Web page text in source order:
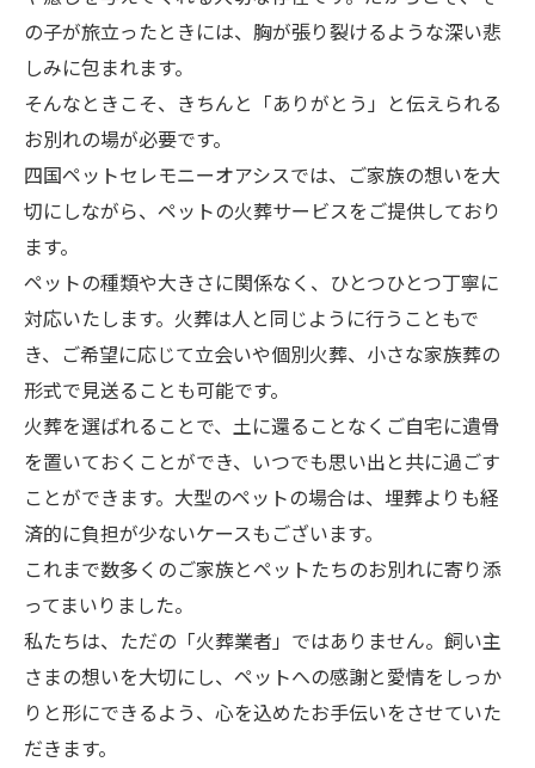
の子が旅立ったときには、胸が張り裂けるような深い悲
しみに包まれます。
そんなときこそ、きちんと「ありがとう」と伝えられる
お別れの場が必要です。
四国ペットセレモニーオアシスでは、ご家族の想いを大
切にしながら、ペットの火葬サービスをご提供しており
ます。
ペットの種類や大きさに関係なく、ひとつひとつ丁寧に
対応いたします。火葬は人と同じように行うこともで
き、ご希望に応じて立会いや個別火葬、小さな家族葬の
形式で見送ることも可能です。
火葬を選ばれることで、土に還ることなくご自宅に遺骨
を置いておくことができ、いつでも思い出と共に過ごす
ことができます。大型のペットの場合は、埋葬よりも経
済的に負担が少ないケースもございます。
これまで数多くのご家族とペットたちのお別れに寄り添
ってまいりました。
私たちは、ただの「火葬業者」ではありません。飼い主
さまの想いを大切にし、ペットへの感謝と愛情をしっか
りと形にできるよう、心を込めたお手伝いをさせていた
だきます。